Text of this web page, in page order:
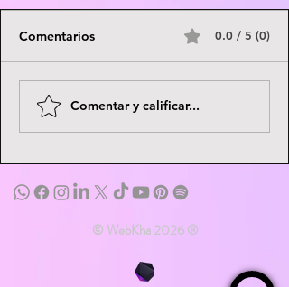
Blacksad | Comic |
Descargar | Gratis
Comentarios 0.0 / 5 (0)
Comentar y calificar...
© WebKha 2026 ®